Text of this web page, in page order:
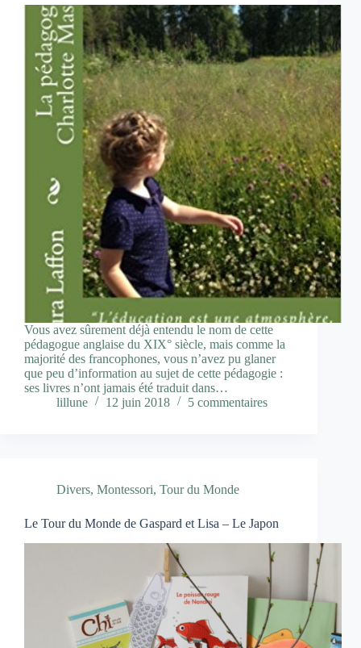
Vous avez sûrement déjà entendu le nom de cette
pédagogue anglaise du XIX° siècle, mais comme la
majorité des francophones, vous n’avez pu glaner
que peu d’information au sujet de cette pédagogie :
ses livres n’ont jamais été traduit dans…
lillune
12 juin 2018 5 commentaires
Divers, Montessori, Tour du Monde
Le Tour du Monde de Gaspard et Lisa – Le Japon